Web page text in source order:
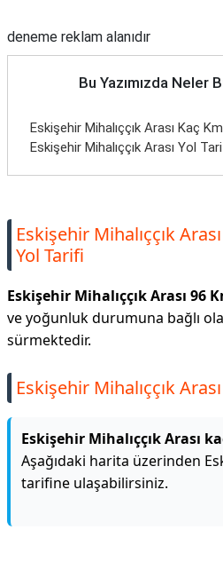
deneme reklam alanıdır
Bu Yazımızda Neler
Eskişehir Mihalıççık Arası Kaç
Eskişehir Mihalıççık Arası Yol
Eskişehir Mihalıççık
Yol Tarifi
Eskişehir Mihalıççık Arası 96
ve yoğunluk durumuna bağlı
sürmektedir.
Eskişehir Mihalıççık
Eskişehir Mihalıççık Arası
Aşağıdaki harita üzerinden
tarifine ulaşabilirsiniz.